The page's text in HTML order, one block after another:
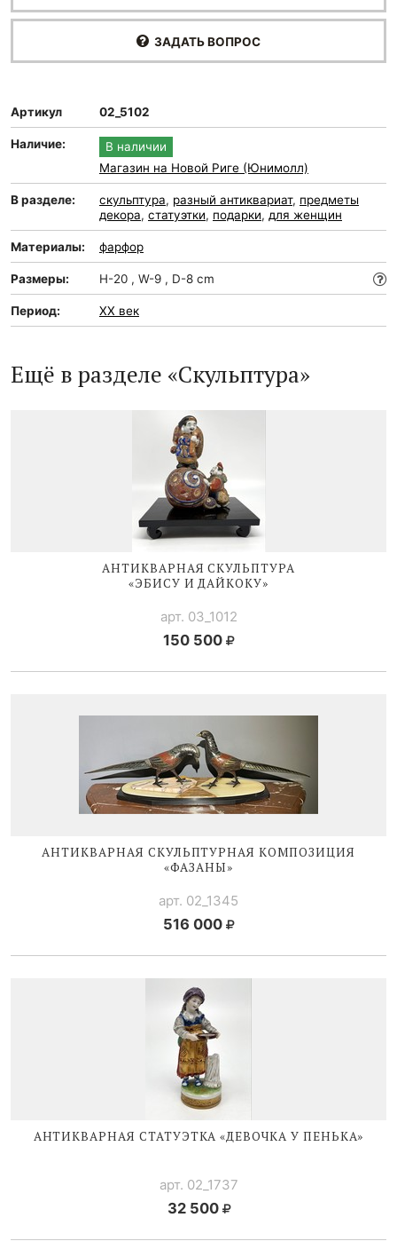
ЗАДАТЬ ВОПРОС
Артикул 02_5102
Наличие:
В наличии
Магазин на Новой Риге (Юнимолл)
В разделе: скульптура, разный антиквариат, предметы
декора, статуэтки, подарки, для женщин
Материалы: фарфор
Размеры: H-20 , W-9 , D-8 cm
Период: XX век
Ещё в разделе «Скульптура»
АНТИКВАРНАЯ СКУЛЬПТУРА
«ЭБИСУ И ДАЙКОКУ»
арт. 03_1012
150 500
АНТИКВАРНАЯ СКУЛЬПТУРНАЯ КОМПОЗИЦИЯ
«ФАЗАНЫ»
арт. 02_1345
516 000
АНТИКВАРНАЯ СТАТУЭТКА «ДЕВОЧКА У ПЕНЬКА»
арт. 02_1737
32 500